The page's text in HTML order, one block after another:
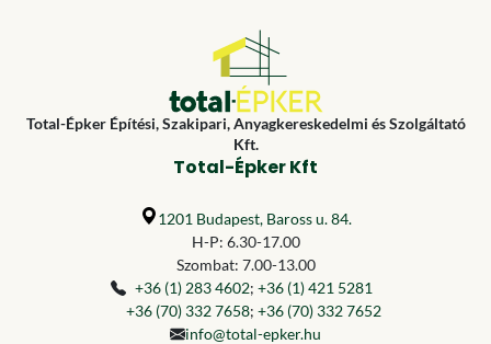
Total-Épker Építési, Szakipari, Anyagkereskedelmi és Szolgáltató
Kft.
Total-Épker Kft
1201 Budapest, Baross u. 84.
H-P: 6.30-17.00
Szombat: 7.00-13.00
+36 (1) 283 4602; +36 (1) 421 5281
+36 (70) 332 7658; +36 (70) 332 7652
info@total-epker.hu